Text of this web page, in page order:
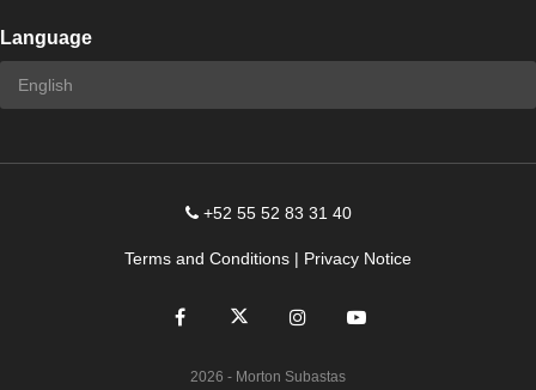
Language
+52 55 52 83 31 40
Terms and Conditions | Privacy Notice
2026 - Morton Subastas